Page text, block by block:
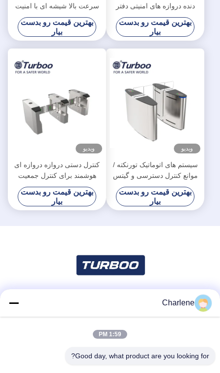
دنده دروازه های امنیتی دفتر
کنترل دسترسی دروازه پیاده
بهترین قیمت رو بدست
بیار
سرعت بالا شیشه ای با امنیت
بالا برای ساختمان اداری
بهترین قیمت رو بدست
بیار
ویدیو
سیستم های اتوماتیک تورنکته /
موانع کنترل دسترسی و گیتس
ولتاژ موتور 24V
بهترین قیمت رو بدست
بیار
ویدیو
کنترل دستی دروازه دروازه ای
هوشمند برای کنترل جمعیت
خرده فروشی
بهترین قیمت رو بدست
بیار
Charlene
1:59 PM
Good day, what product are you looking for?